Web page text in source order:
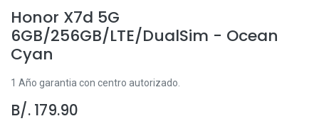
Honor X7d 5G
6GB/256GB/LTE/DualSim - Ocean
Cyan
1 Año garantia con centro autorizado.
B/. 179.90